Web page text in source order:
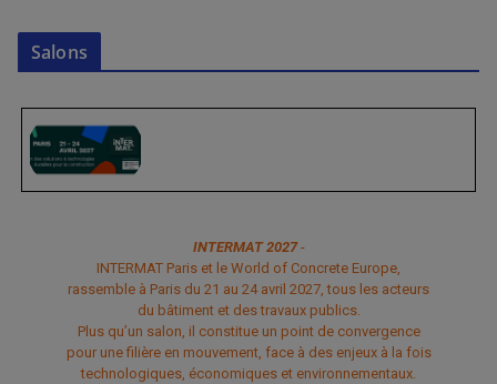
Salons
INTERMAT 2027-
INTERMAT Paris et le World of Concrete Europe,
rassemble à Paris du 21 au 24 avril 2027, tous les acteurs
du bâtiment et des travaux publics.
Plus qu’un salon, il constitue un point de convergence
pour une filière en mouvement, face à des enjeux à la fois
technologiques, économiques et environnementaux.